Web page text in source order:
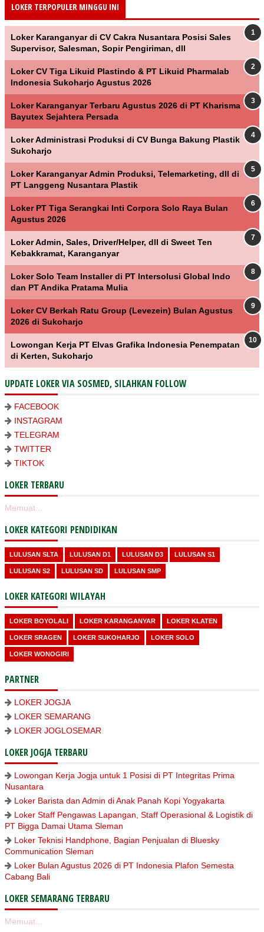
LOKER TERPOPULER MINGGU INI
Loker Karanganyar di CV Cakra Nusantara Posisi Sales
Supervisor, Salesman, Sopir Pengiriman, dll
Loker CV Tiga Likuid Plastindo & PT Likuid Pharmalab
Indonesia Sukoharjo Agustus 2026
Loker Karanganyar Terbaru Agustus 2026 di PT Kharisma
Bayutex Sejahtera Persada
Loker Administrasi Produksi di CV Bunga Bakung Plastik
Sukoharjo
Loker Karanganyar Admin Produksi, Telemarketing, dll di
PT Langgeng Nusantara Plastik
Loker PT Tiga Serangkai Inti Corpora Solo Raya Bulan
Agustus 2026
Loker Admin, Sales, Driver/Helper, dll di Sweet Ten
Kebakkramat, Karanganyar
Loker Solo Team Installer di PT Intersolusi Global Indo
dan PT Andika Pratama Mulia
Loker CV Berkah Ratu Group (Levezein) Bulan Agustus
2026 di Sukoharjo
Lowongan Kerja PT Elvas Grafika Indonesia Penempatan
di Kerten, Sukoharjo
UPDATE LOKER VIA SOSMED, SILAHKAN FOLLOW
FACEBOOK
INSTAGRAM
TELEGRAM
TWITTER
TIKTOK
LOKER TERBARU
Memuat...
LOKER KATEGORI PENDIDIKAN
LULUSAN SLTA LULUSAN D1 LULUSAN D3 LULUSAN S1
LULUSAN S2 LULUSAN SD LULUSAN SMP
LOKER KATEGORI WILAYAH
LOKER BOYOLALI LOKER KARANGANYAR LOKER KLATEN
LOKER SRAGEN LOKER SUKOHARJO LOKER SOLO
LOKER WONOGIRI
PARTNER
LOKER JOGJA
LOKER SEMARANG
LOKER JOGLOSEMAR
LOKER JOGJA TERBARU
Lowongan Kerja Jogja untuk 1 Posisi di PT Integritas Prima
Nusantara
Loker Barista dan Admin di Anak Panah Kopi Yogyakarta
Loker Staff Pengawas Lapangan, Staff Operasional & Logistik di
PT Bigga Damai Utama Sleman
Loker Teknisi Handphone, Bagian Penjualan di Bluesky
Communication Sleman
Loker Bulan Agustus 2026 di PT Indonesia Plafon Semesta
Cabang Bali
LOKER SEMARANG TERBARU
Memuat...